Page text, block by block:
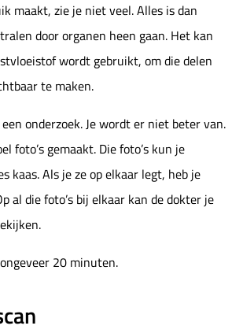
maakt, zie je niet veel. Alles is dan
door organen heen gaan. Het kan
wordt gebruikt, om die delen
te maken.
onderzoek. Je wordt er niet beter van.
foto’s gemaakt. Die foto’s kun je
kaas. Als je ze op elkaar legt, heb je
al die foto’s bij elkaar kan de dokter je
20 minuten.